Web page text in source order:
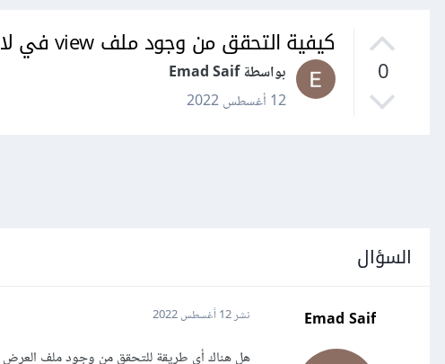
0
كيفية التحقق من وجود ملف view في لارافيل Laravel؟
بواسطة Emad Saif
12 أغسطس 2022
السؤال
Emad Saif نشر12 أغسطس 2022
هل هناك أي طريقة للتحقق من وجود ملف العرض view مثل الدالة file_exists فيPHP ، لكن باستخدام في Laravel